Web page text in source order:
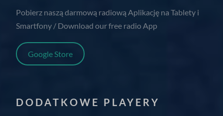
Pobierz naszą darmową radiową Aplikację na Tablety i
Smartfony / Download our free radio App
Google Store
DODATKOWE PLAYERY